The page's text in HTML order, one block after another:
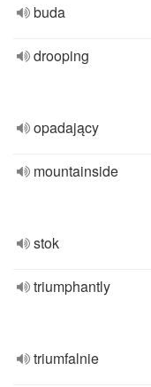
buda
drooping
opadający
mountainside
stok
triumphantly
triumfalnie